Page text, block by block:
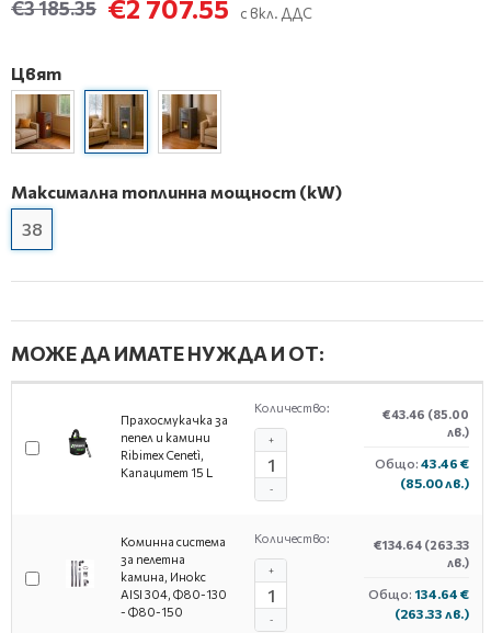
€2 707.55
€3 185.35 с вкл. ДДС
Цвят
Максимална топлинна мощност (kW)
38
МОЖЕ ДА ИМАТЕ НУЖДА И ОТ:
Прахосмукачка за
пепел и камини
Ribimex Cenetì,
Капацитет 15 L
Количество:
-
+
€43.46 (85.00
лв.)
Общо: 43.46 €
(85.00 лв.)
Коминна система
за пелетна
камина, Инокс
AISI 304, Ф80-130
- Ф80-150
Количество:
-
+
€134.64 (263.33
лв.)
Общо: 134.64 €
(263.33 лв.)